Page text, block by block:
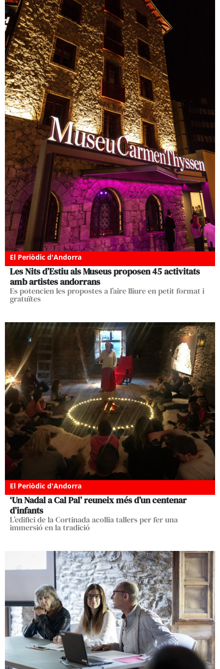
El Periòdic d'Andorra
Les Nits d’Estiu als Museus proposen 45 activitats
amb artistes andorrans
Es potencien les propostes a l’aire lliure en petit format i
gratuïtes
El Periòdic d'Andorra
‘Un Nadal a Cal Pal’ reuneix més d’un centenar
d’infants
L’edifici de la Cortinada acollia tallers per fer una
immersió en la tradició